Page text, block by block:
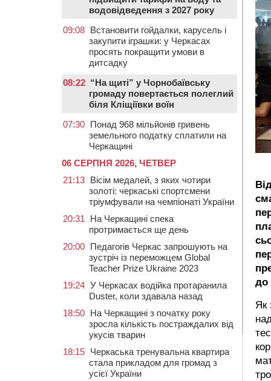
до
Як
водовідведення з 2027 року
09:08 Встановити гойдалки, карусель і
закупити іграшки: у Черкасах
просять покращити умови в
дитсадку
08:22 “На щиті” у Чорнобаївську
громаду повертається полеглий
біля Кліщіївки воїн
07:30 Понад 968 мільйонів гривень
земельного податку сплатили на
Черкащині
06 СЕРПНЯ 2026, ЧЕТВЕР
21:13 Вісім медалей, з яких чотири
золоті: черкаські спортсмени
тріумфували на чемпіонаті України
20:31
На Черкащині спека
протримається ще день
20:00 Педагогів Черкас запрошують на
зустріч із переможцем Global
Teacher Prize Ukraine 2023
19:24 У Черкасах водійка протаранила
Duster, коли здавала назад
18:50 На Черкащині з початку року
зросла кількість постраждалих від
укусів тварин
18:15 Черкаська тренувальна квартира
стала прикладом для громад з
усієї України